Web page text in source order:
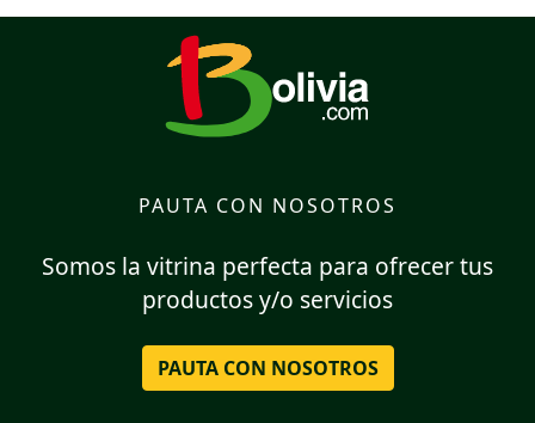
PAUTA CON NOSOTROS
Somos la vitrina perfecta para ofrecer tus
productos y/o servicios
PAUTA CON NOSOTROS